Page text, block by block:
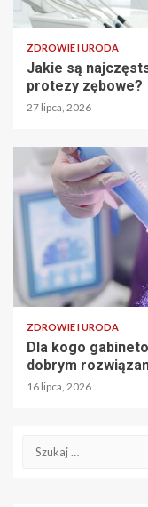
ZDROWIE I URODA
Jakie są
protezy zębowe?
27 lipca, 2026
ZDROWIE I URODA
Dla kogo
dobrym
16 lipca, 2026
Szukaj: